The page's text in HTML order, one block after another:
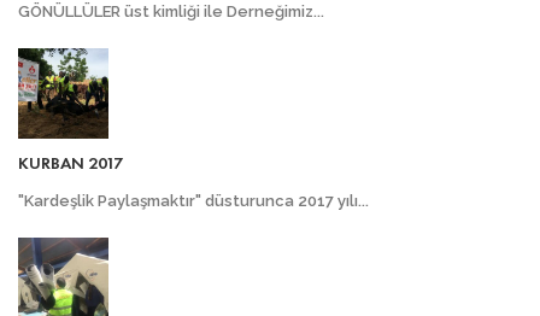
GÖNÜLLÜLER üst kimliği ile Derneğimiz...
KURBAN 2017
"Kardeşlik Paylaşmaktır" düsturunca 2017 yılı...